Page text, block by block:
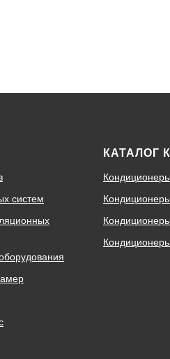
систем
КАТАЛОГ